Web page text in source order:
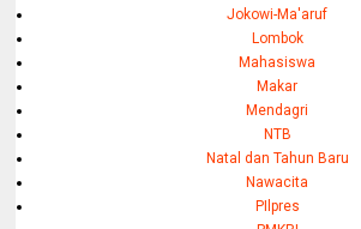
Jokowi-Ma'aruf
Lombok
Mahasiswa
Makar
Mendagri
NTB
Natal dan Tahun Baru
Nawacita
PIlpres